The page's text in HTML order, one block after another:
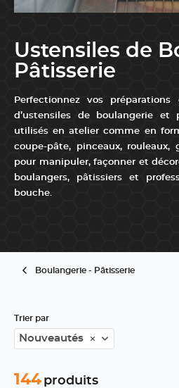
Ustensiles de
Pâtisserie
Perfectionnez vos
d’ustensiles de boulangerie et
utilisés en atelier comme en
coupe-pâte, pinceaux, rouleaux,
pour manipuler, façonner et
boulangers, pâtissiers et
bouche.
Boulangerie - Pâtisserie
144 produits
Trier par
Nouveautés